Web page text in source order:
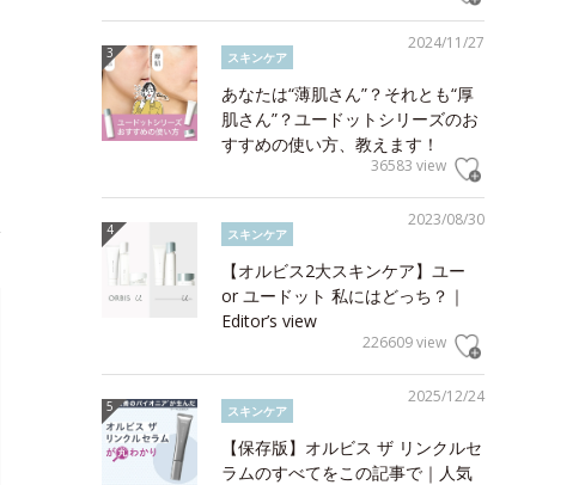
2024/11/27
スキンケア
あなたは“薄肌さん”？それとも“厚
肌さん”？ユードットシリーズのお
すすめの使い方、教えます！
36583 view
2023/08/30
スキンケア
【オルビス2大スキンケア】ユー
or ユードット 私にはどっち？｜
Editor’s view
226609 view
2025/12/24
スキンケア
【保存版】オルビス ザ リンクルセ
ラムのすべてをこの記事で｜人気